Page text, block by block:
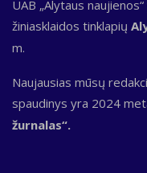
UAB „Alytaus
žiniasklaidos tinklapių
m.
Naujausias mūsų
spaudinys yra 2024
žurnalas“.